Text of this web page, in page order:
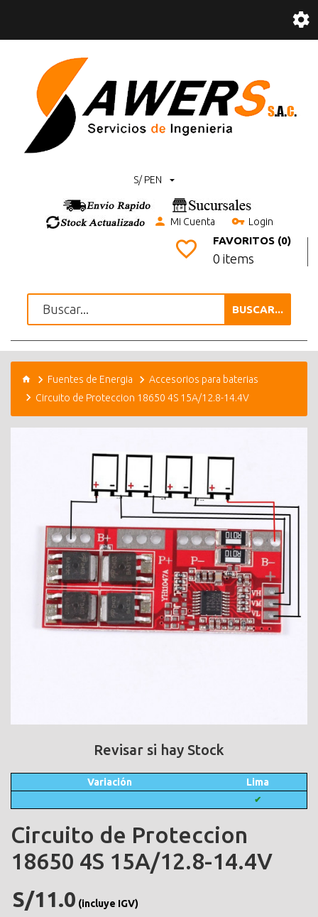
S/ PEN
Mi Cuenta Login
FAVORITOS (0)
0 items
BUSCAR...
Fuentes de Energia
Accesorios para baterias
Circuito de Proteccion 18650 4S 15A/12.8-14.4V
Revisar si hay Stock
Variación Lima
✔
Circuito de Proteccion
18650 4S 15A/12.8-14.4V
S/11.0 (incluye IGV)